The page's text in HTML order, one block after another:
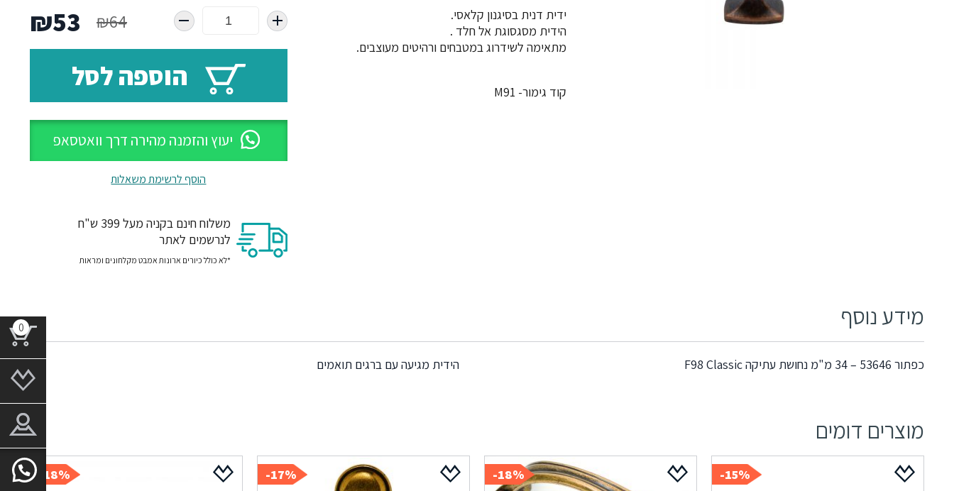
ידית דנית בסיגנון קלאסי.
הידית מסגסוגת אל חלד .
מתאימה לשידרוג במטבחים ורהיטים מעוצבים.
קוד גימור- M91
₪64
המחיר
המקורי
היה:
₪64.
₪53
הוספה לסל
יעוץ והזמנה מהירה דרך וואטסאפ
הוסף לרשימת משאלות
משלוח חינם בקניה מעל 399 ש"ח
לנרשמים לאתר
*לא כולל כיורים ארונות אמבט מקלחונים ומראות
מידע נוסף
כפתור 53646 – 34 מ"מ נחושת עתיקה F98 Classic הידית מגיעה עם ברגים תואמים
מוצרים דומים
15%-
18%-
17%-
18%-
0